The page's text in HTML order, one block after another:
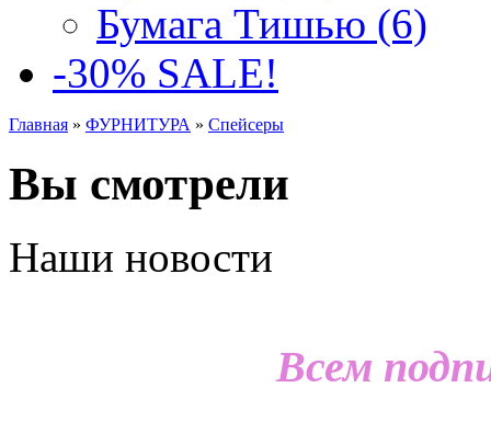
Бумага Тишью (6)
-30% SALE!
Главная » ФУРНИТУРА » Спейсеры
Вы смотрели
Наши новости
Всем